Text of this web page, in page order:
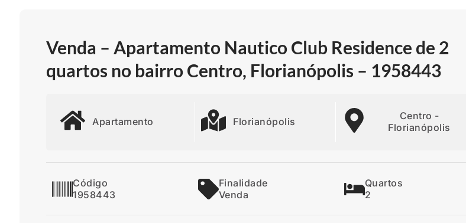
Venda – Apartamento Nautico Club Residence de 2
quartos no bairro Centro, Florianópolis – 1958443
Apartamento Florianópolis
Centro -
Florianópolis
Código
1958443
Finalidade
Venda
Quartos
2